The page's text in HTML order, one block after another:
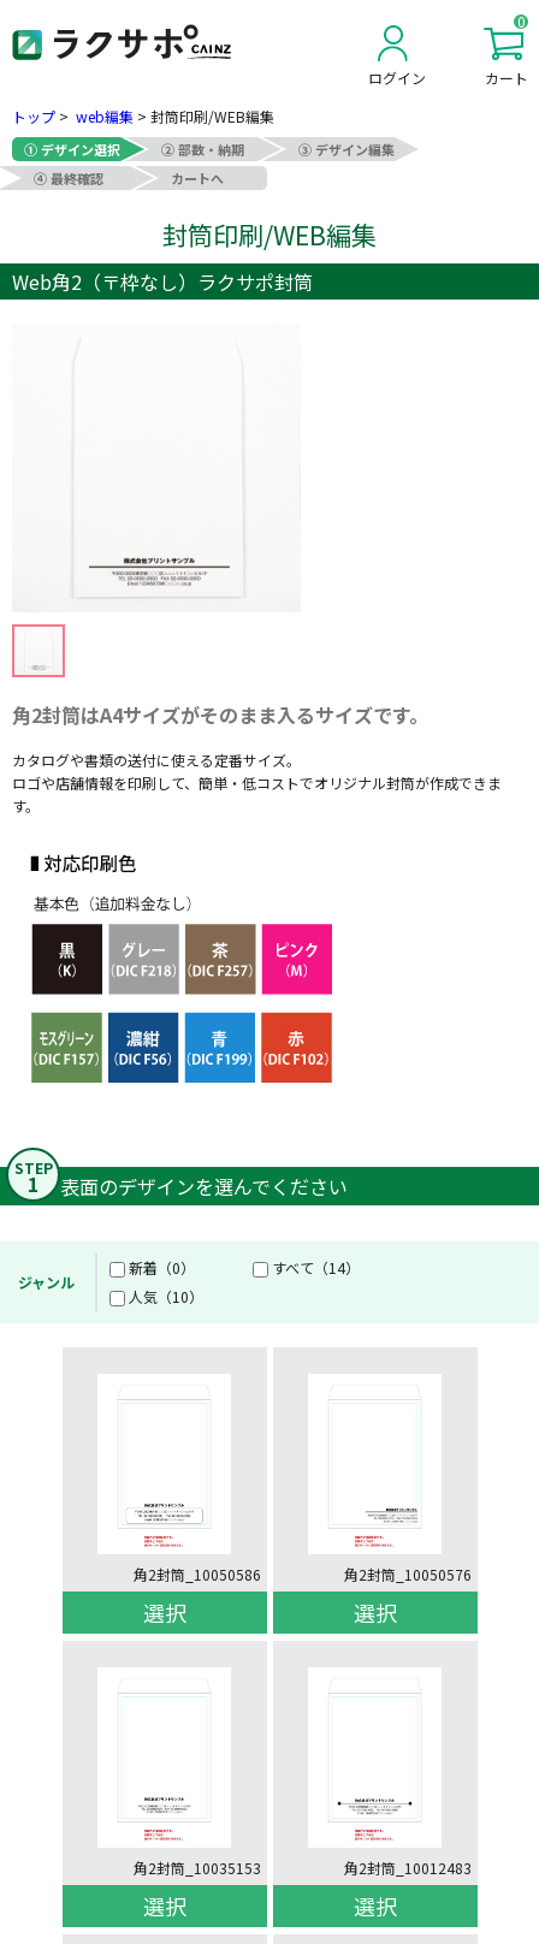
ログイン
0
カート
トップ > web編集 > 封筒印刷/WEB編集
① デザイン選択 ② 部数・納期
③ デザイン編集
④ 最終確認
カートへ
封筒印刷/WEB編集
Web角2（〒枠なし）ラクサポ封筒
角2封筒はA4サイズがそのまま入るサイズです。
カタログや書類の送付に使える定番サイズ。
ロゴや店舗情報を印刷して、簡単・低コストでオリジナル封筒が作成できま
す。
STEP
1 表面のデザインを選んでください
ジャンル
新着（0）
人気（10）
すべて（14）
角2封筒_10050586
選択
角2封筒_10050576
選択
角2封筒_10035153
選択
角2封筒_10012483
選択